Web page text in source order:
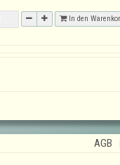
In den
AGB